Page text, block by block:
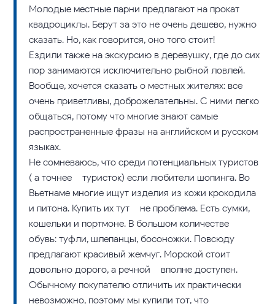
Молодые местные парни предлагают на прокат
квадроциклы. Берут за это не очень дешево, нужно
сказать. Но, как говорится, оно того стоит!
Ездили также на экскурсию в деревушку, где до сих
пор занимаются исключительно рыбной ловлей.
Вообще, хочется сказать о местных жителях: все
очень приветливы, доброжелательны. С ними легко
общаться, потому что многие знают самые
распространенные фразы на английском и русском
языках.
Не сомневаюсь, что среди потенциальных туристов
( а точнее – туристок) если любители шопинга. Во
Вьетнаме многие ищут изделия из кожи крокодила
и питона. Купить их тут – не проблема. Есть сумки,
кошельки и портмоне. В большом количестве –
обувь: туфли, шлепанцы, босоножки. Повсюду
предлагают красивый жемчуг. Морской стоит
довольно дорого, а речной – вполне доступен.
Обычному покупателю отличить их практически
невозможно, поэтому мы купили тот, что